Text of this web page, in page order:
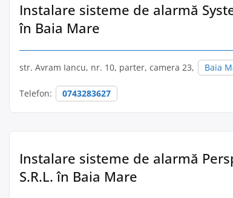
Instalare sisteme de alarmă
în Baia Mare
str. Avram Iancu, nr. 10, parter, camera 23, Baia
Telefon: 0743283627
Instalare sisteme de alarmă
S.R.L. în Baia Mare